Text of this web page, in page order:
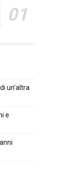
un'altra
e